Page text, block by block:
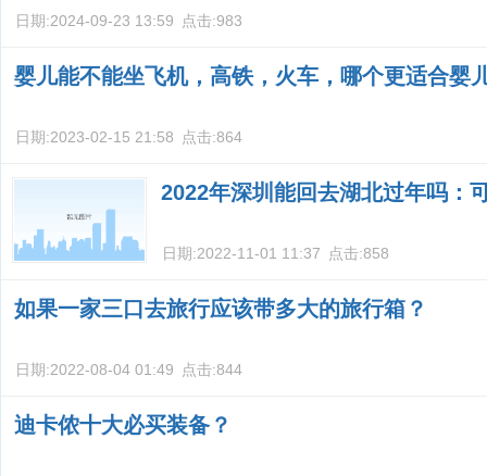
日期:2024-09-23 13:59 点击:983
婴儿能不能坐飞机，高铁，火车，哪个更适合婴
日期:2023-02-15 21:58 点击:864
2022年深圳能回去湖北过年吗：
日期:2022-11-01 11:37 点击:858
如果一家三口去旅行应该带多大的旅行箱？
日期:2022-08-04 01:49 点击:844
迪卡侬十大必买装备？